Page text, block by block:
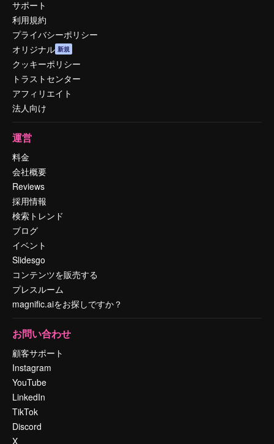
サポート
利用規約
プライバシーポリシー
オリジナル 新規
クッキーポリシー
トラストセンター
アフィリエイト
法人向け
運営
料金
会社概要
Reviews
採用情報
検索トレンド
ブログ
イベント
Slidesgo
コンテンツを販売する
プレスルーム
magnific.aiをお探しですか？
お問い合わせ
顧客サポート
Instagram
YouTube
LinkedIn
TikTok
Discord
X